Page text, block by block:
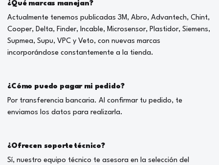
¿Qué marcas manejan?
Actualmente tenemos publicadas 3M, Abro, Advantech, Chint,
Cooper, Delta, Finder, Incable, Microsensor, Plastidor, Siemens,
Supmea, Supu, VPC y Veto, con nuevas marcas
incorporándose constantemente a la tienda.
¿Cómo puedo pagar mi pedido?
Por transferencia bancaria. Al confirmar tu pedido, te
enviamos los datos para realizarla.
¿Ofrecen soporte técnico?
Sí, nuestro equipo técnico te asesora en la selección del